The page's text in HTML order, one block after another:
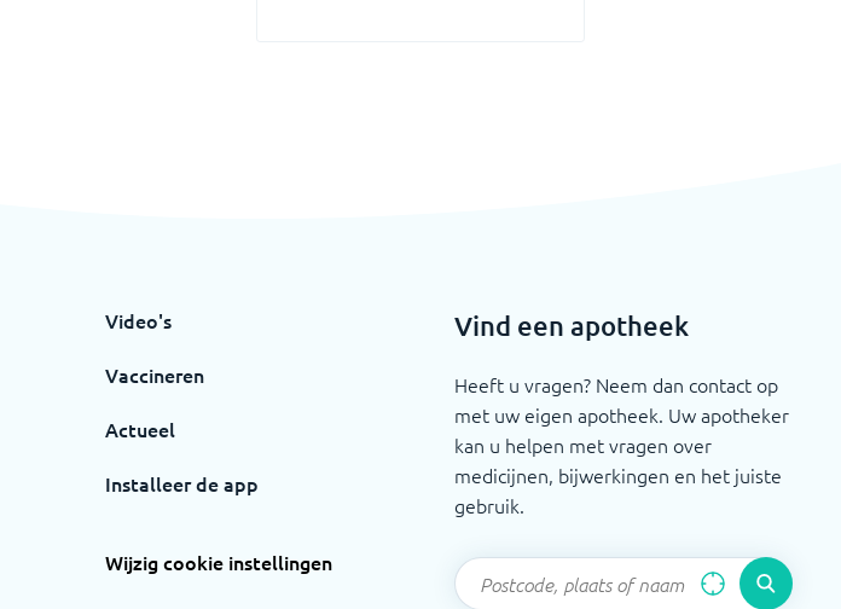
Video's
Vaccineren
Actueel
Installeer de app
Wijzig cookie instellingen
Vind een apotheek
Heeft u vragen? Neem dan contact op
met uw eigen apotheek. Uw apotheker
kan u helpen met vragen over
medicijnen, bijwerkingen en het juiste
gebruik.